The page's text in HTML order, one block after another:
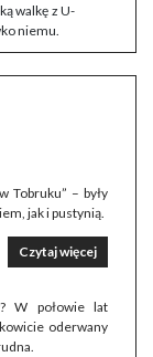
walkę z U-
niemu.
Tobruku” – były
jak i pustynią.
Czytaj więcej
W połowie lat
oderwany